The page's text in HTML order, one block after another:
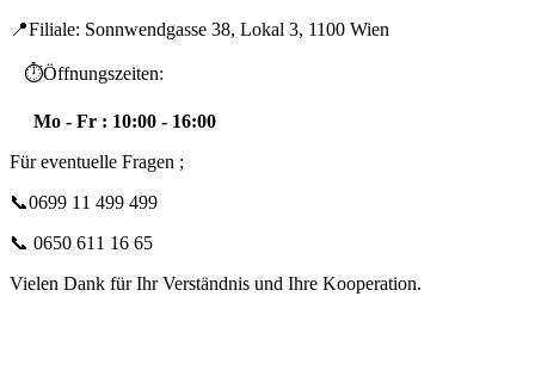
📍Filiale: Sonnwendgasse 38, Lokal 3, 1100 Wien
⏱️Öffnungszeiten:
Mo - Fr : 10:00 - 16:00
Für eventuelle Fragen ;
📞0699 11 499 499
📞 0650 611 16 65
Vielen Dank für Ihr Verständnis und Ihre Kooperation.